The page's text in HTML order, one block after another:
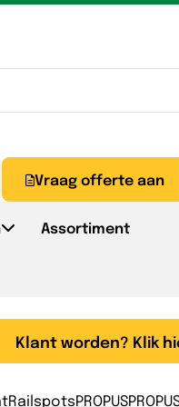
Vraag offerte aan
Assortiment
Klant worden? Klik
RailspotsPROPUS